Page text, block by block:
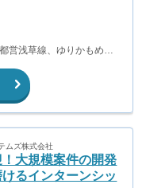
営浅草線、ゆりかもめほ
ムズ株式会社
大規模案件の開発
るインターンシッ